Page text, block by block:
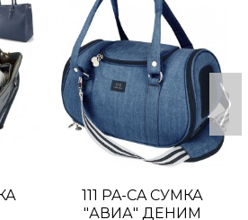
111 PA-CA СУМКА
"АВИА" ДЕНИМ